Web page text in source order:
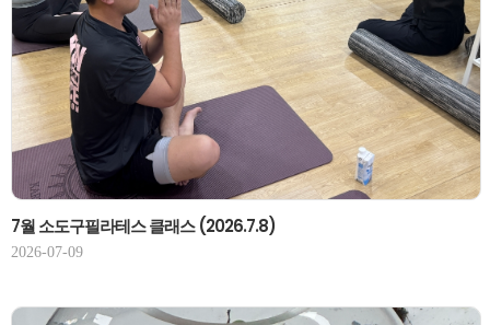
7월 소도구필라테스 클래스 (2026.7.8)
2026-07-09